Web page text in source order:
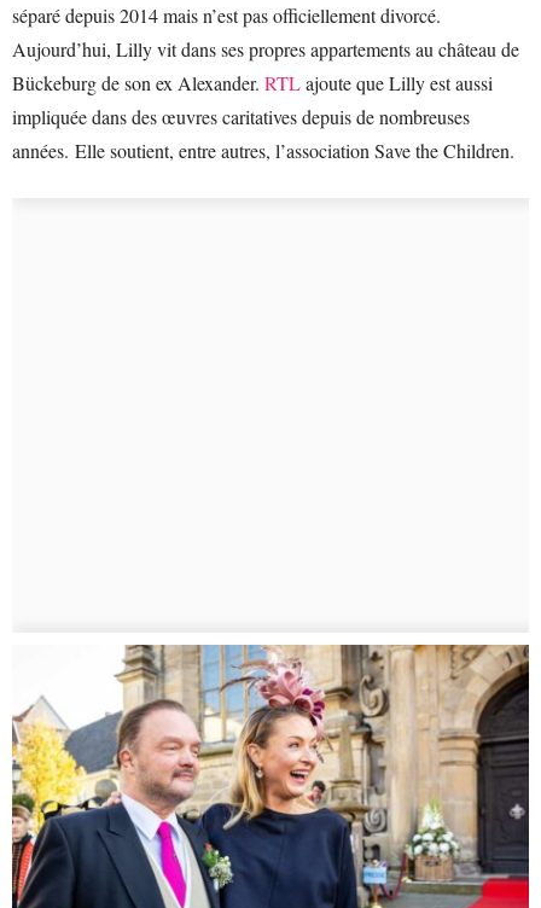
séparé depuis 2014 mais n’est pas officiellement divorcé.
Aujourd’hui, Lilly vit dans ses propres appartements au château de
Bückeburg de son ex Alexander. RTLajoute que Lilly est aussi
impliquée dans des œuvres caritatives depuis de nombreuses
années. Elle soutient, entre autres, l’association Save the Children.